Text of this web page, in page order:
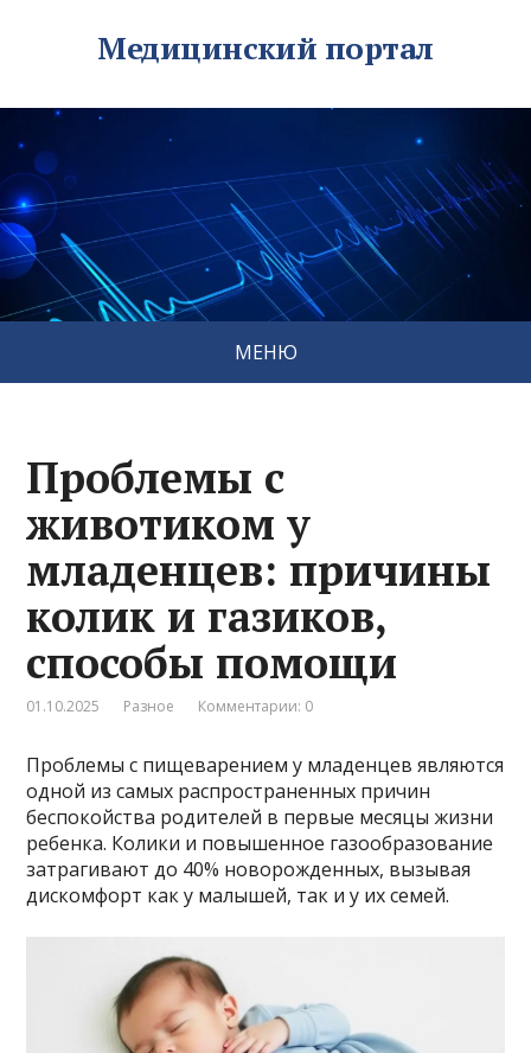
Медицинский портал
МЕНЮ
Проблемы с
животиком у
младенцев: причины
колик и газиков,
способы помощи
01.10.2025 Разное Комментарии: 0
Проблемы с пищеварением у младенцев являются
одной из самых распространенных причин
беспокойства родителей в первые месяцы жизни
ребенка. Колики и повышенное газообразование
затрагивают до 40% новорожденных, вызывая
дискомфорт как у малышей, так и у их семей.